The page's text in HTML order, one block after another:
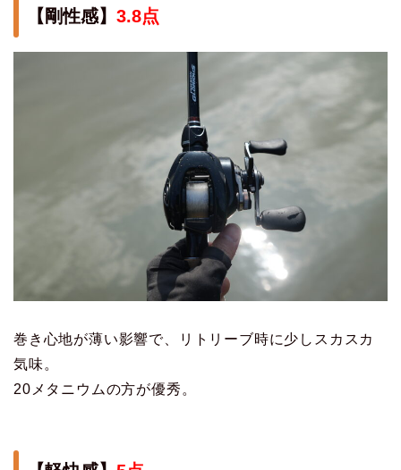
【剛性感】 3.8点
巻き心地が薄い影響で、リトリーブ時に少しスカスカ
気味。
20メタニウムの方が優秀。